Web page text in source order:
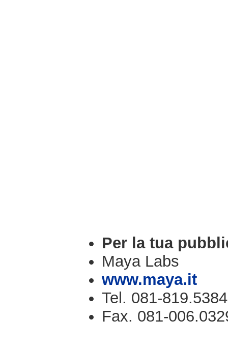
Per la tua
Maya Labs
www.maya.it
Tel. 081-819.5384
Fax. 081-